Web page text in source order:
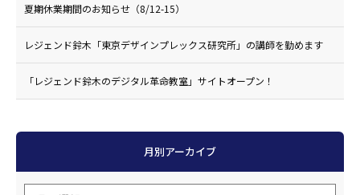
夏期休業期間のお知らせ（8/12-15）
レジェンド鈴木「東京デザインプレックス研究所」の講師を勤めます
「レジェンド鈴木のデジタル革命教室」サイトオープン！
月別アーカイブ